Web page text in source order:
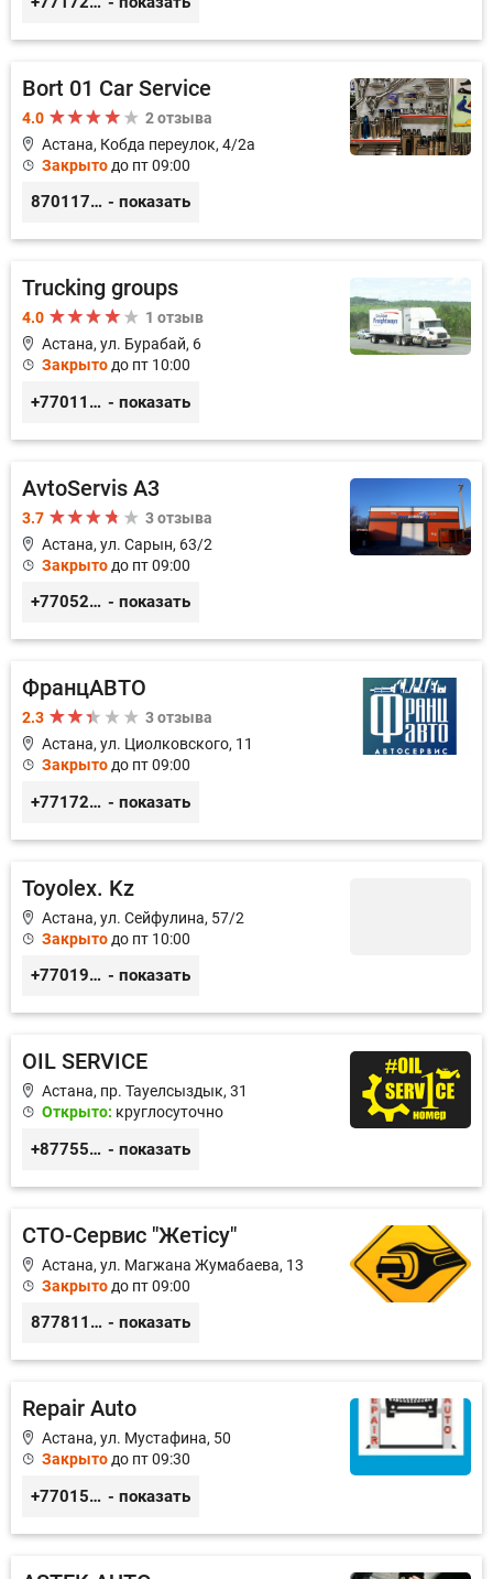
Bort 01 Car Service
4.0
2 отзыва
Астана, Кобда переулок, 4/2а
Закрыто до пт 09:00
87011754444 - показать
Trucking groups
4.0
1 отзыв
Астана, ул. Бурабай, 6
Закрыто до пт 10:00
+77011245925 - показать
AvtoServis A3
3.7
3 отзыва
Астана, ул. Сарын, 63/2
Закрыто до пт 09:00
+77052327760 - показать
ФранцАВТО
2.3
3 отзыва
Астана, ул. Циолковского, 11
Закрытодо пт 09:00
+77172541601 - показать
Toyolex. Kz
Астана, ул. Сейфулина, 57/2
Закрыто до пт 10:00
+77019605032 - показать
OIL SERVICE
Астана, пр. Тауелсыздык, 31
Открыто: круглосуточно
+87755511396 - показать
СТО-Сервис "Жетiсу"
Астана, ул. Магжана Жумабаева, 13
Закрыто до пт 09:00
87781117885 - показать
Repair Auto
Астана, ул. Мустафина, 50
Закрытодо пт 09:30
+77015375738 - показать